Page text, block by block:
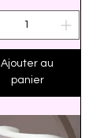
Ajouter au
panier